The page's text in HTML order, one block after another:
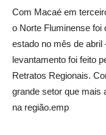
Com Macaé em
o Norte Fluminense foi
estado no mês de abril
levantamento foi feito
Retratos Regionais.
grande setor que mais
na região.emp